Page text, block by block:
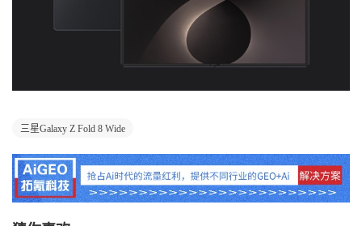
三星Galaxy Z Fold 8 Wide